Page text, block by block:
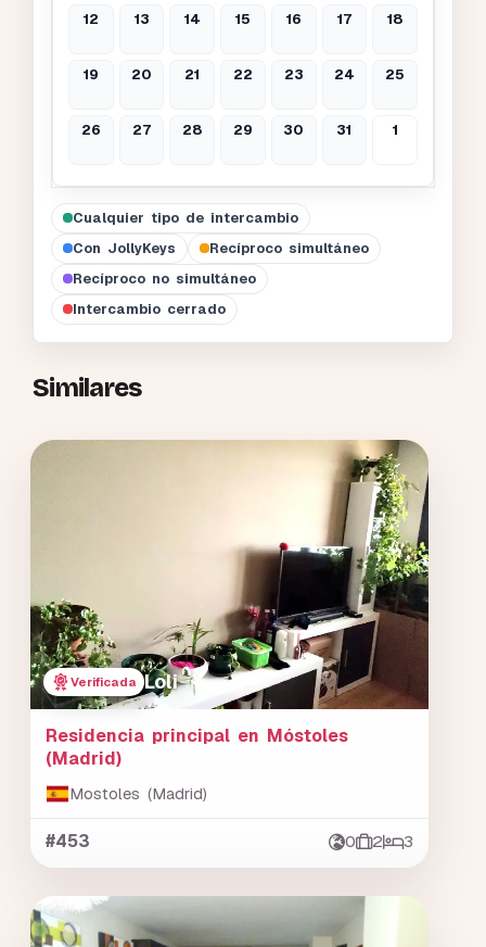
12 13 14 15 16 17 18
19 20 21 22 23 24 25
26 27 28 29 30 31 1
Cualquier tipo de intercambio
Con JollyKeys
Recíproco simultáneo
Recíproco no simultáneo
Intercambio cerrado
Similares
Verificada Loli
Residencia principal en Móstoles
(Madrid)
Mostoles (Madrid)
#453 0 2 3